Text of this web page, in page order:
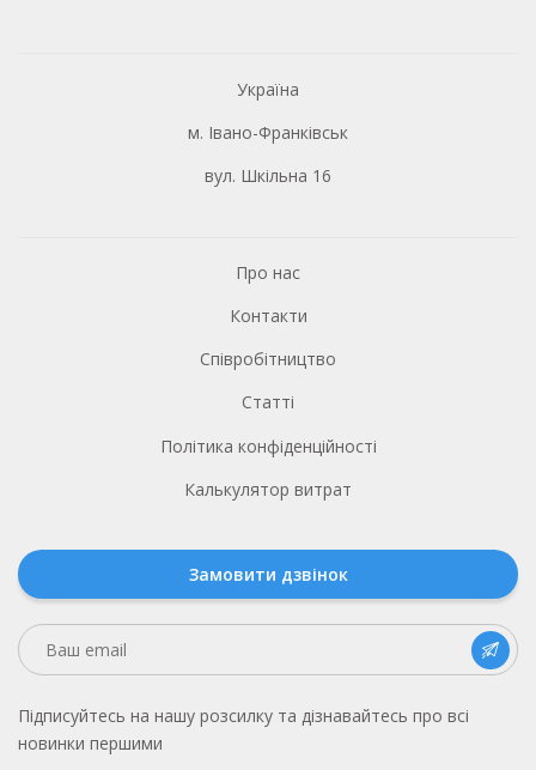
Україна
м. Івано-Франківськ
вул. Шкільна 16
Про нас
Контакти
Співробітництво
Статті
Політика конфіденційності
Калькулятор витрат
Замовити дзвінок
Підписуйтесь на нашу розсилку та дізнавайтесь про всі
новинки першими